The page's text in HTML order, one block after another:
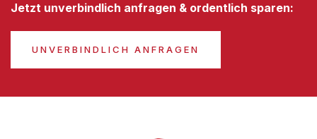
Jetzt unverbindlich anfragen & ordentlich sparen:
UNVERBINDLICH ANFRAGEN